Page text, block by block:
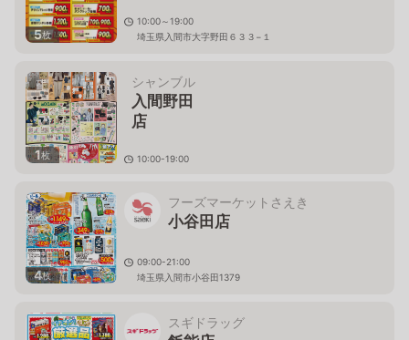
5枚
10:00～19:00
埼玉県入間市大字野田６３３−１
1枚
シャンブル
入間野田
店
10:00-19:00
4枚
フーズマーケットさえき
小谷田店
09:00-21:00
埼玉県入間市小谷田1379
スギドラッグ